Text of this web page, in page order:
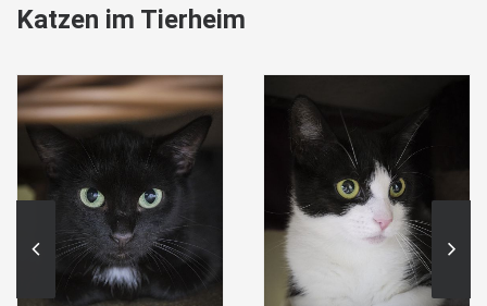
Katzen im Tierheim